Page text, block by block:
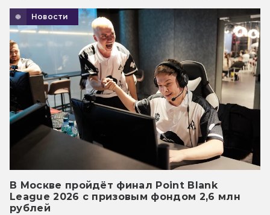
Новости
В Москве пройдёт финал Point Blank
League 2026 с призовым фондом 2,6 млн
рублей